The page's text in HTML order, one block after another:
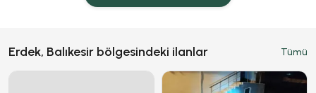
Erdek, Balıkesir bölgesindeki ilanlar Tümü